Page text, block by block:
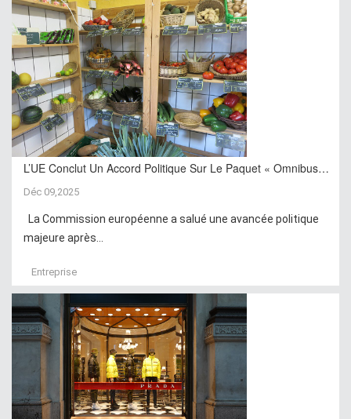
L’UE Conclut Un Accord Politique Sur Le Paquet « Omnibus…
Déc 09,2025
La Commission européenne a salué une avancée politique
majeure après...
Entreprise